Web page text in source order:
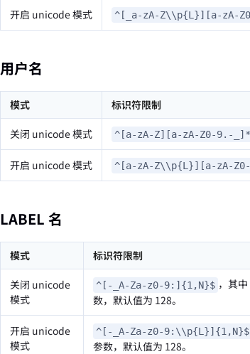
开启 unicode 模式 ^[_a-zA-Z\\p{L}][a-zA-
用户名
模式 标识符限制
关闭 unicode 模式 ^[a-zA-Z][a-zA-Z0-9.-
开启 unicode 模式 ^[a-zA-Z\\p{L}][a-zA-
LABEL 名
模式 标识符限制
关闭 unicode
模式
^[-_A-Za-z0-9:]{1,N}$ ，其中
数，默认值为 128。
开启 unicode
模式
^[-_A-Za-z0-9:\\p{L}]{1,N}$
参数，默认值为 128。